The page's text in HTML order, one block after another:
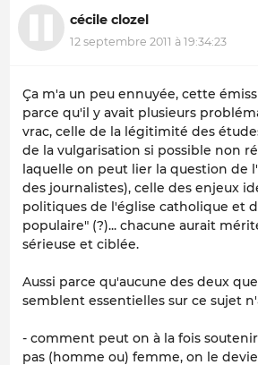
cécile clozel
12 septembre 2011 à 19:34:23
Ça m'a un peu ennuyée, cette
parce qu'il y avait plusieurs
vrac, celle de la légitimité des
de la vulgarisation si possible non
laquelle on peut lier la question de
des journalistes), celle des enjeux
politiques de l'église catholique et
populaire" (?)... chacune aurait
sérieuse et ciblée.
Aussi parce qu'aucune des deux
semblent essentielles sur ce sujet
- comment peut on à la fois
pas (homme ou) femme, on le